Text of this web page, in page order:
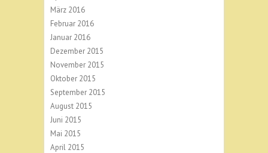
März 2016
Februar 2016
Januar 2016
Dezember 2015
November 2015
Oktober 2015
September 2015
August 2015
Juni 2015
Mai 2015
April 2015